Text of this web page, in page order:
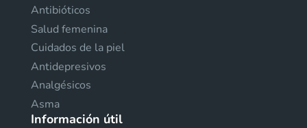
Antibióticos
Salud femenina
Cuidados de la piel
Antidepresivos
Analgésicos
Asma
Información útil